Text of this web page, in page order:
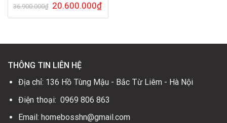
36.900.000₫ Giá
gốc
là:
20.600.000₫Giá
hiện
tại
THÔNG TIN LIÊN HỆ
Địa chỉ: 136 Hồ Tùng Mậu - Bắc Từ Liêm - Hà Nội
Điện thoại: 0969 806 863
Email: homebosshn@gmail.com